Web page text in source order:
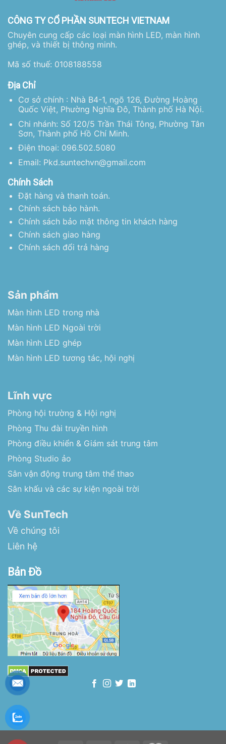
CÔNG TY CỔ PHẦN SUNTECH VIETNAM
Chuyên cung cấp các loại màn hình LED, màn hình
ghép, và thiết bị thông minh.
Mã số thuế: 0108188558
Địa Chỉ
Cơ sở chính : Nhà B4-1, ngõ 126, Đường Hoàng
Quốc Việt, Phường Nghĩa Đô, Thành phố Hà Nội.
Chi nhánh: Số 120/5 Trần Thái Tông, Phường Tân
Sơn, Thành phố Hồ Chí Minh.
Điện thoại: 096.502.5080
Email: Pkd.suntechvn@gmail.com
Chính Sách
Đặt hàng và thanh toán.
Chính sách bảo hành.
Chính sách bảo mật thông tin khách hàng
Chính sách giao hàng
Chính sách đổi trả hàng
Sản phẩm
Màn hình LED trong nhà
Màn hình LED Ngoài trời
Màn hình LED ghép
Màn hình LED tương tác, hội nghị
Lĩnh vực
Phòng hội trường & Hội nghị
Phòng Thu đài truyền hình
Phòng điều khiển & Giám sát trung tâm
Phòng Studio ảo
Sân vận động trung tâm thể thao
Sân khấu và các sự kiện ngoài trời
Về SunTech
Về chúng tôi
Liên hệ
Bản Đồ